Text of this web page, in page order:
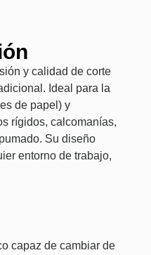
y calidad de corte
Ideal para la
de papel) y
rígidos, calcomanías,
Su diseño
entorno de trabajo,
capaz de cambiar de